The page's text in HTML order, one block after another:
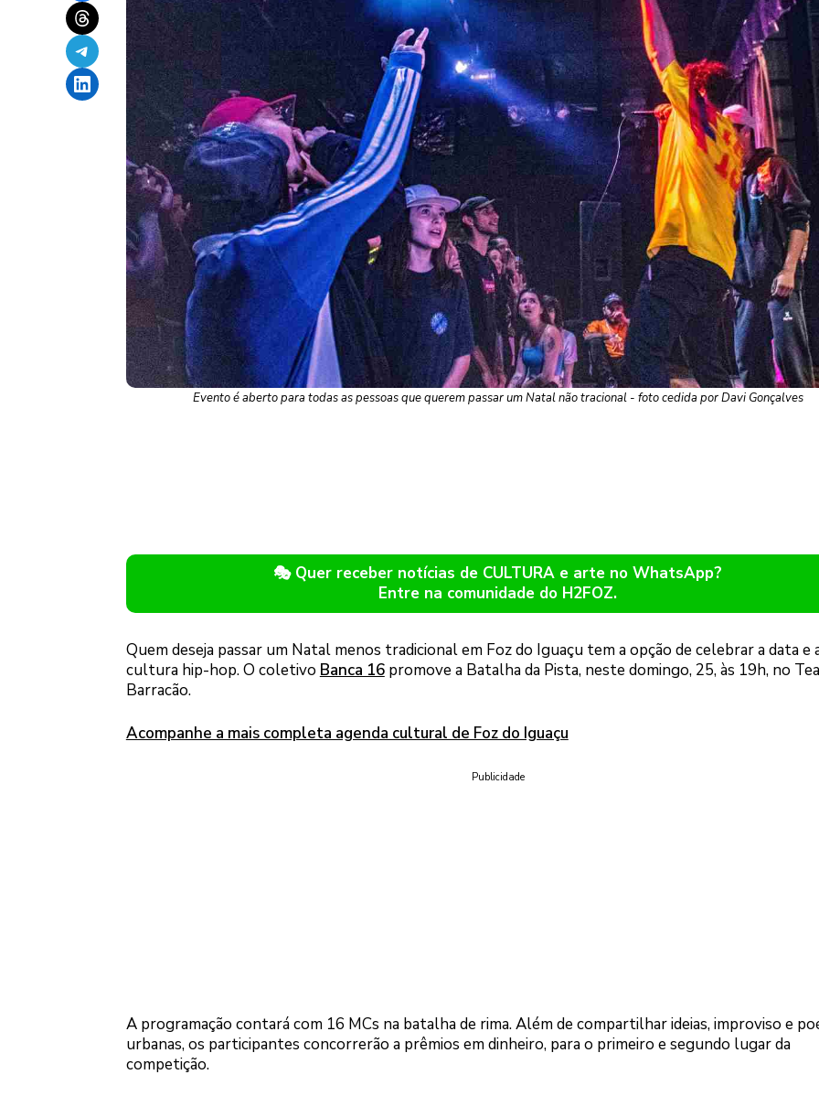
Share on Threads
Share on Telegram
Share on LinkedIn
Evento é aberto para todas as pessoas que querem passar um Natal não tracional - foto cedida por Davi Gonçalves
🎭 Quer receber notícias de CULTURA e arte no WhatsApp?
Entre na comunidade do H2FOZ.
Quem deseja passar um Natal menos tradicional em Foz do Iguaçu tem a opção de celebrar a data e
cultura hip-hop. O coletivo Banca 16promove a Batalha da Pista, neste domingo, 25, às 19h, no
Barracão.
Acompanhe a mais completa agenda cultural de Foz do Iguaçu
Publicidade
A programação contará com 16 MCs na batalha de rima. Além de compartilhar ideias, improviso e
urbanas, os participantes concorrerão a prêmios em dinheiro, para o primeiro e segundo lugar da
competição.